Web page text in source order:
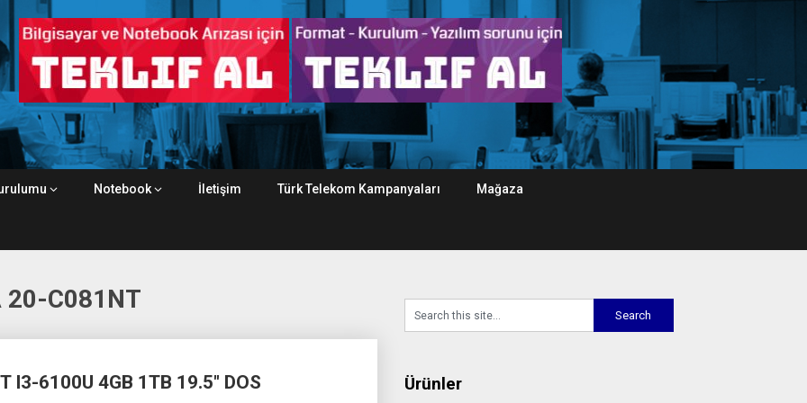
Notebook İletişim Türk Telekom Kampanyaları Mağaza
20-C081NT
I3-6100U 4GB 1TB 19.5″ DOS Ürünler